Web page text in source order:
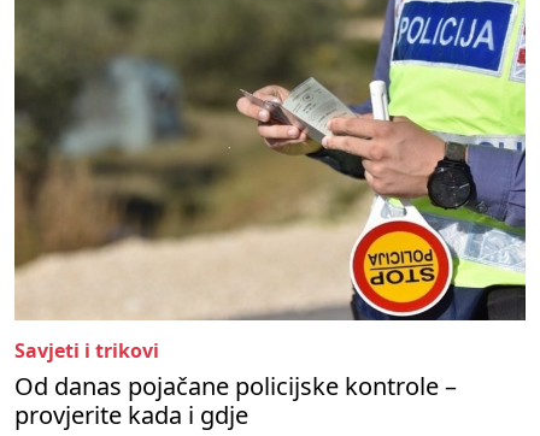
Savjeti i trikovi
Od danas pojačane policijske kontrole –
provjerite kada i gdje